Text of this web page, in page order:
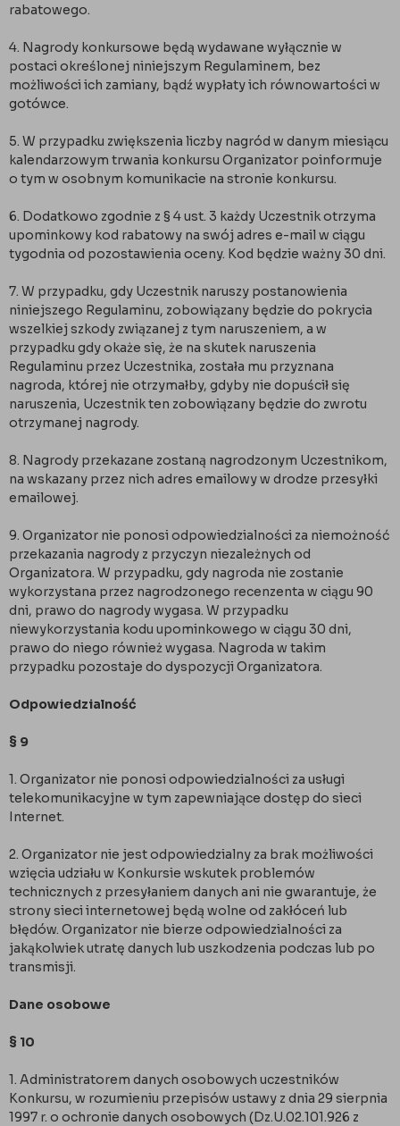
rabatowego.
4. Nagrody konkursowe będą wydawane wyłącznie w
postaci określonej niniejszym Regulaminem, bez
możliwości ich zamiany, bądź wypłaty ich równowartości w
gotówce.
5. W przypadku zwiększenia liczby nagród w danym miesiącu
kalendarzowym trwania konkursu Organizator poinformuje
o tym w osobnym komunikacie na stronie konkursu.
6. Dodatkowo zgodnie z § 4 ust. 3 każdy Uczestnik otrzyma
upominkowy kod rabatowy na swój adres e-mail w ciągu
tygodnia od pozostawienia oceny. Kod będzie ważny 30 dni.
7. W przypadku, gdy Uczestnik naruszy postanowienia
niniejszego Regulaminu, zobowiązany będzie do pokrycia
wszelkiej szkody związanej z tym naruszeniem, a w
przypadku gdy okaże się, że na skutek naruszenia
Regulaminu przez Uczestnika, została mu przyznana
nagroda, której nie otrzymałby, gdyby nie dopuścił się
naruszenia, Uczestnik ten zobowiązany będzie do zwrotu
otrzymanej nagrody.
8. Nagrody przekazane zostaną nagrodzonym Uczestnikom,
na wskazany przez nich adres emailowy w drodze przesyłki
emailowej.
9. Organizator nie ponosi odpowiedzialności za niemożność
przekazania nagrody z przyczyn niezależnych od
Organizatora. W przypadku, gdy nagroda nie zostanie
wykorzystana przez nagrodzonego recenzenta w ciągu 90
dni, prawo do nagrody wygasa. W przypadku
niewykorzystania kodu upominkowego w ciągu 30 dni,
prawo do niego również wygasa. Nagroda w takim
przypadku pozostaje do dyspozycji Organizatora.
Odpowiedzialność
§ 9
1. Organizator nie ponosi odpowiedzialności za usługi
telekomunikacyjne w tym zapewniające dostęp do sieci
Internet.
2. Organizator nie jest odpowiedzialny za brak możliwości
wzięcia udziału w Konkursie wskutek problemów
technicznych z przesyłaniem danych ani nie gwarantuje, że
strony sieci internetowej będą wolne od zakłóceń lub
błędów. Organizator nie bierze odpowiedzialności za
jakąkolwiek utratę danych lub uszkodzenia podczas lub po
transmisji.
Dane osobowe
§ 10
1. Administratorem danych osobowych uczestników
Konkursu, w rozumieniu przepisów ustawy z dnia 29 sierpnia
1997 r. o ochronie danych osobowych (Dz.U.02.101.926 z